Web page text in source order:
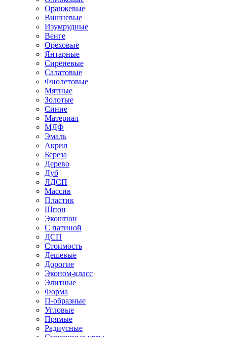
Оранжевые
Вишневые
Изумрудные
Венге
Ореховые
Янтарные
Сиреневые
Салатовые
Фиолетовые
Мятные
Золотые
Синие
Материал
МДФ
Эмаль
Акрил
Береза
Дерево
Дуб
ЛДСП
Массив
Пластик
Шпон
Экошпон
С патиной
ДСП
Стоимость
Дешевые
Дорогие
Эконом-класс
Элитные
Форма
П-образные
Угловые
Прямые
Радиусные